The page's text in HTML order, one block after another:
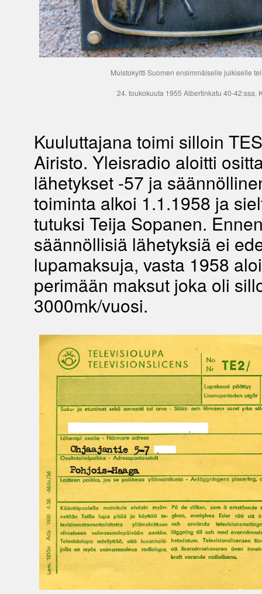
Muistokyltti Suomen ensimmäiselle julkiselle
24. toukokuuta 1955 Albertinkatu 40-42:ssa,
Kuuluttajana toimi silloin
Airisto. Yleisradio aloitti
lähetykset -57 ja
toiminta alkoi 1.1.1958 ja
tutuksi Teija Sopanen.
säännöllisiä lähetyksiä ei
lupamaksuja, vasta 1958
perimään maksut joka oli
3000mk/vuosi.